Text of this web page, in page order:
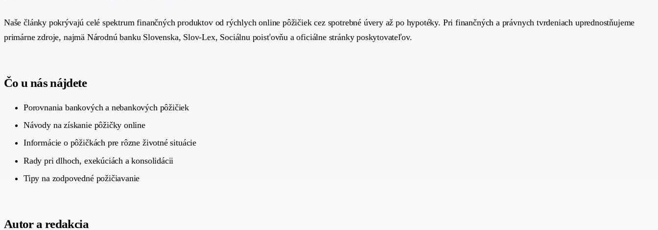
Naše články pokrývajú celé spektrum finančných produktov od rýchlych online pôžičiek cez spotrebné úvery až po hypotéky. Pri finančných a právnych tvrdeniach uprednostňujeme
primárne zdroje, najmä Národnú banku Slovenska, Slov-Lex, Sociálnu poisťovňu a oficiálne stránky poskytovateľov.
Čo u nás nájdete
Porovnania bankových a nebankových pôžičiek
Návody na získanie pôžičky online
Informácie o pôžičkách pre rôzne životné situácie
Rady pri dlhoch, exekúciách a konsolidácii
Tipy na zodpovedné požičiavanie
Autor a redakcia